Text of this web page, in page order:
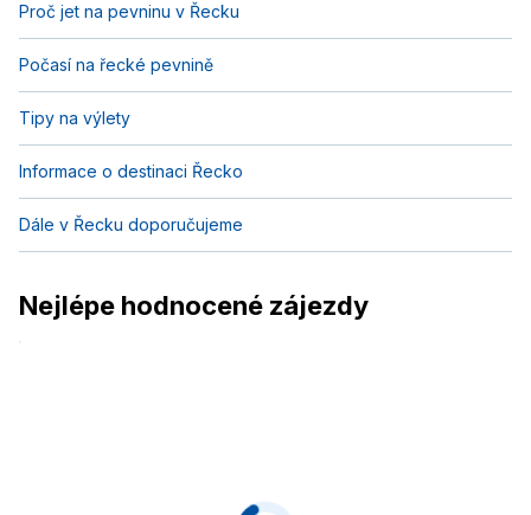
Proč jet na pevninu v Řecku
Počasí na řecké pevnině
Tipy na výlety
Informace o destinaci Řecko
Dále v Řecku doporučujeme
Nejlépe hodnocené zájezdy